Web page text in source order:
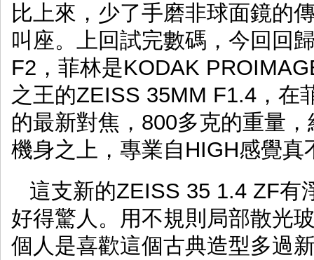
比上來，少了手磨非球面鏡的
叫座。上回試完數碼，今回回
F2，菲林是KODAK
之王的ZEISS 35MM F1.4，在
的最新對焦，800多克的重量
機身之上，專業自HIGH感覺真
這支新的ZEISS 35 1.4 ZF有
好得驚人。用不規則局部散光
個人是喜歡這個古典造型多過